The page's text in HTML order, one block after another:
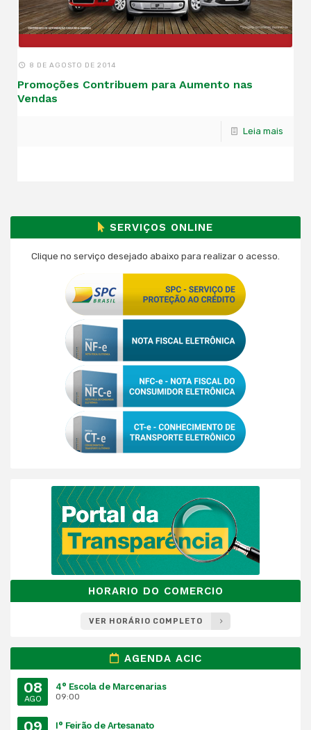
8 DE AGOSTO DE 2014
Promoções Contribuem para Aumento nas
Vendas
Leia mais
SERVIÇOS ONLINE
Clique no serviço desejado abaixo para realizar o acesso.
HORARIO DO COMERCIO
VER HORÁRIO COMPLETO
AGENDA ACIC
08
AGO
4° Escola de Marcenarias
09:00
09 I° Feirão de Artesanato